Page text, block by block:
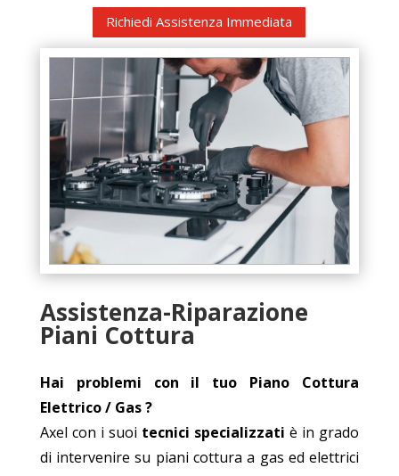
Richiedi Assistenza Immediata
Assistenza-Riparazione
Piani Cottura
Hai problemi con il tuo Piano Cottura
Elettrico / Gas ?
Axel con i suoi tecnici specializzati è in grado
di intervenire su piani cottura a gas ed elettrici